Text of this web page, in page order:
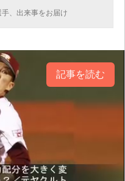
、出来事をお届け
記事を読む